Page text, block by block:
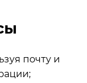
почту и